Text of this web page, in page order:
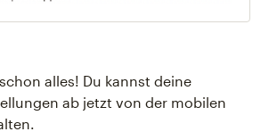
alles! Du kannst deine
ab jetzt von der mobilen